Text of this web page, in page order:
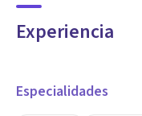
Experiencia
Especialidades